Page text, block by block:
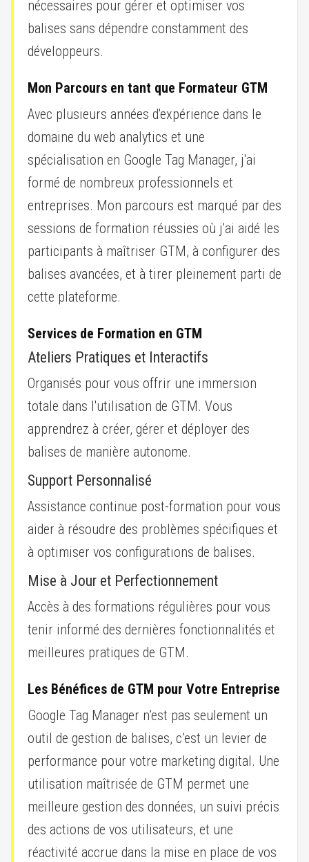
nécessaires pour gérer et optimiser vos
balises sans dépendre constamment des
développeurs.
Mon Parcours en tant que Formateur GTM
Avec plusieurs années d'expérience dans le
domaine du web analytics et une
spécialisation en Google Tag Manager, j'ai
formé de nombreux professionnels et
entreprises. Mon parcours est marqué par des
sessions de formation réussies où j'ai aidé les
participants à maîtriser GTM, à configurer des
balises avancées, et à tirer pleinement parti de
cette plateforme.
Services de Formation en GTM
Ateliers Pratiques et Interactifs
Organisés pour vous offrir une immersion
totale dans l'utilisation de GTM. Vous
apprendrez à créer, gérer et déployer des
balises de manière autonome.
Support Personnalisé
Assistance continue post-formation pour vous
aider à résoudre des problèmes spécifiques et
à optimiser vos configurations de balises.
Mise à Jour et Perfectionnement
Accès à des formations régulières pour vous
tenir informé des dernières fonctionnalités et
meilleures pratiques de GTM.
Les Bénéfices de GTM pour Votre Entreprise
Google Tag Manager n’est pas seulement un
outil de gestion de balises, c’est un levier de
performance pour votre marketing digital. Une
utilisation maîtrisée de GTM permet une
meilleure gestion des données, un suivi précis
des actions de vos utilisateurs, et une
réactivité accrue dans la mise en place de vos